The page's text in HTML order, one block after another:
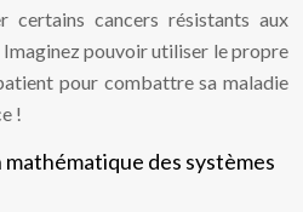
certains cancers résistants aux
pouvoir utiliser le propre
pour combattre sa maladie
!
des systèmes